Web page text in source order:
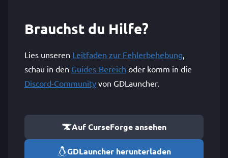
Brauchst du Hilfe?
Lies unseren Leitfaden zur Fehlerbehebung,
schau in den Guides-Bereich oder komm in die
Discord-Community von GDLauncher.
Auf CurseForge ansehen
GDLauncher herunterladen